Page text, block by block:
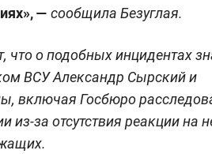
— сообщила Безуглая.
что о подобных инцидентах
ВСУ Александр Сырский и
включая Госбюро
из-за отсутствия реакции на